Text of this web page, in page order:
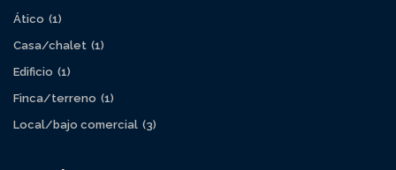
Ático (1)
Casa/chalet (1)
Edificio (1)
Finca/terreno (1)
Local/bajo comercial (3)